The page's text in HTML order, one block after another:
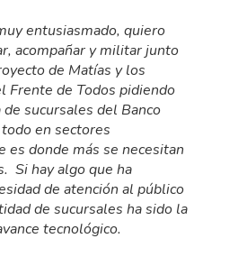
entusiasmado, quiero
acompañar y militar junto
de Matías y los
Frente de Todos pidiendo
sucursales del Banco
en sectores
es donde más se necesitan
Si hay algo que ha
de atención al público
de sucursales ha sido la
tecnológico.